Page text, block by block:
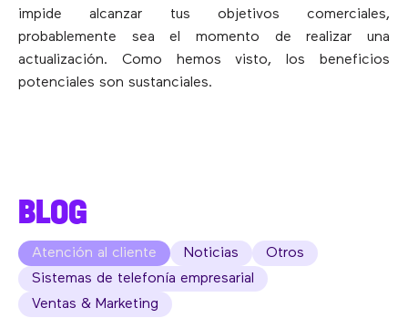
impide alcanzar tus objetivos comerciales,
probablemente sea el momento de realizar una
actualización. Como hemos visto, los beneficios
potenciales son sustanciales.
BLOG
Atención al cliente Noticias
Otros
Sistemas de telefonía empresarial
Ventas & Marketing